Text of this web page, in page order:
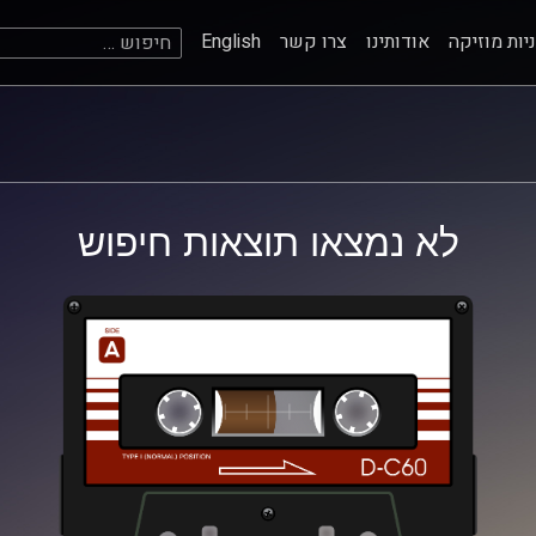
מוזיקה אודותינו צרו קשר English חיפוש:
לא נמצאו תוצאות חיפוש